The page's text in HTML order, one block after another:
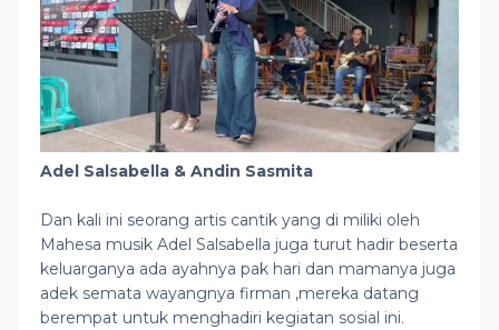
Adel Salsabella & Andin Sasmita
Dan kali ini seorang artis cantik yang di miliki oleh
Mahesa musik Adel Salsabella juga turut hadir beserta
keluarganya ada ayahnya pak hari dan mamanya juga
adek semata wayangnya firman ,mereka datang
berempat untuk menghadiri kegiatan sosial ini.